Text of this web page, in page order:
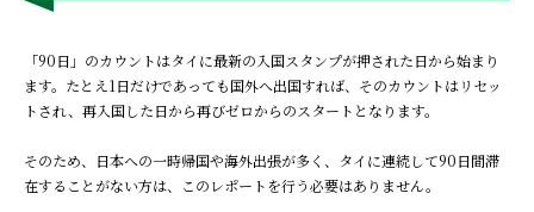
「90日」のカウントはタイに最新の入国スタンプが押された日から始まり
ます。たとえ1日だけであっても国外へ出国すれば、そのカウントはリセッ
トされ、再入国した日から再びゼロからのスタートとなります。
そのため、日本への一時帰国や海外出張が多く、タイに連続して90日間滞
在することがない方は、このレポートを行う必要はありません。